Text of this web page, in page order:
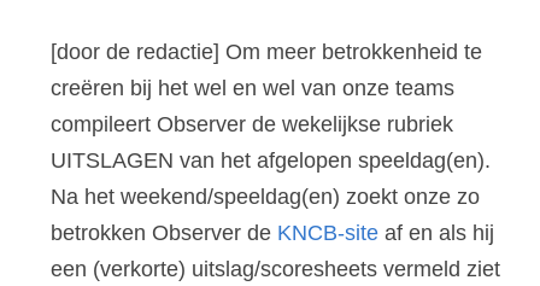
[door de redactie] Om meer betrokkenheid te
creëren bij het wel en wel van onze teams
compileert Observer de wekelijkse rubriek
UITSLAGEN van het afgelopen speeldag(en).
Na het weekend/speeldag(en) zoekt onze zo
betrokken Observer de KNCB-site af en als hij
een (verkorte) uitslag/scoresheets vermeld ziet